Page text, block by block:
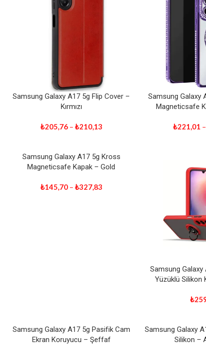
Samsung Galaxy A17 5g Flip Cover –
Kırmızı
₺205,76 – ₺210,13
Samsung Galaxy
Magneticsafe
₺221,01 –
Samsung Galaxy A17 5g Kross
Magneticsafe Kapak – Gold
₺145,70 – ₺327,83
Samsung Galaxy
Yüzüklü Silikon
₺
Samsung Galaxy A17 5g Pasifik Cam
Ekran Koruyucu – Şeffaf
Samsung Galaxy
Silikon –